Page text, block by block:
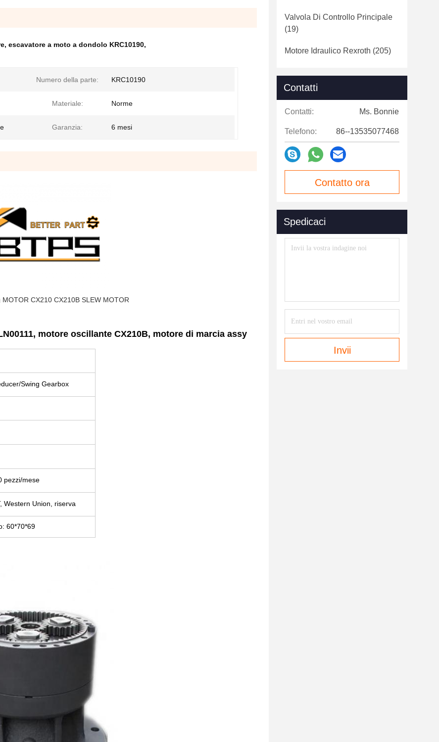
, escavatore a moto a dondolo KRC10190,
Numero della parte: KRC10190
Materiale: Norme
Garanzia: 6 mesi
MOTOR CX210 CX210B SLEW MOTOR
motore oscillante CX210B, motore di marcia assy
Swing Gearbox
pezzi/mese
Western Union, riserva
60*70*69
Valvola Di Controllo Principale
(19)
Motore Idraulico Rexroth (205)
Contatti
Contatti: Ms. Bonnie
Telefono: 86--13535077468
Contatto ora
Spedicaci
Invii